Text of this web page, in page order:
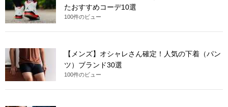
たおすすめコーデ10選
100件のビュー
【メンズ】オシャレさん確定！人気の下着（パン
ツ）ブランド30選
100件のビュー